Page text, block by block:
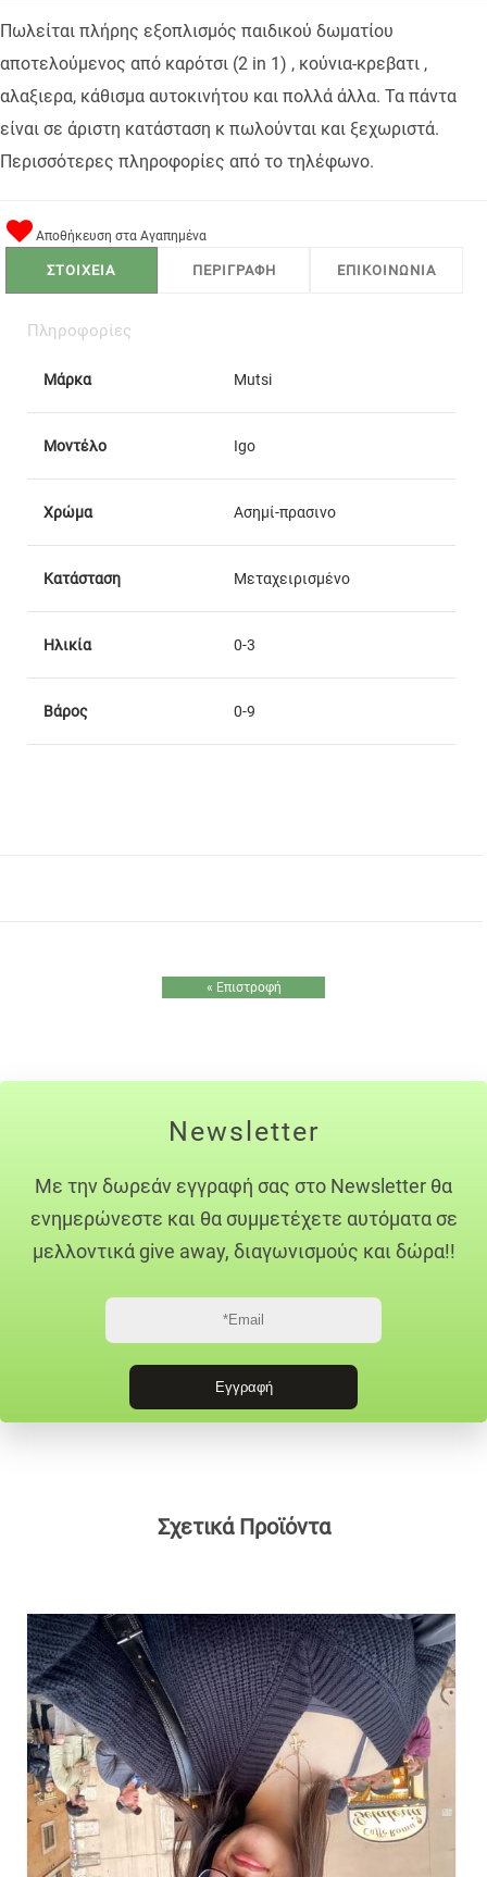
Πωλείται πλήρης εξοπλισμός παιδικού δωματίου
αποτελούμενος από καρότσι (2 in 1) , κούνια-κρεβατι ,
αλαξιερα, κάθισμα αυτοκινήτου και πολλά άλλα. Τα πάντα
είναι σε άριστη κατάσταση κ πωλούνται και ξεχωριστά.
Περισσότερες πληροφορίες από το τηλέφωνο.
Αποθήκευση στα Αγαπημένα
ΣΤΟΙΧΕΙΑ ΠΕΡΙΓΡΑΦΗ ΕΠΙΚΟΙΝΩΝΙΑ
Πληροφορίες
Μάρκα Mutsi
Μοντέλο Igo
Χρώμα Ασημί-πρασινο
Κατάσταση Μεταχειρισμένο
Ηλικία 0-3
Βάρος 0-9
« Επιστροφή
Newsletter
Με την δωρεάν εγγραφή σας στο Newsletter θα
ενημερώνεστε και θα συμμετέχετε αυτόματα σε
μελλοντικά give away, διαγωνισμούς και δώρα!!
Σχετικά Προϊόντα